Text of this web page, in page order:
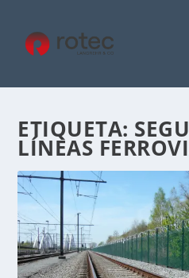
ETIQUETA:
LÍNEAS